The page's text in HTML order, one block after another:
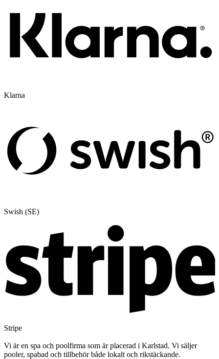
Klarna
Swish (SE)
Stripe
Vi är en spa och poolfirma som är placerad i Karlstad. Vi säljer
pooler, spabad och tillbehör både lokalt och rikstäckande.